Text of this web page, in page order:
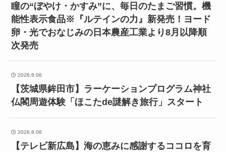
瞳の“ぼやけ・かすみ”に、毎日のたまご習慣。機
能性表示食品※『ルテインの力』新発売！ヨード
卵・光でおなじみの日本農産工業より8月以降順
次発売
2026.8.06
【茨城県鉾田市】ラーケーションプログラム神社
仏閣周遊体験「ほこたde謎解き旅行」スタート
2026.8.06
【テレビ新広島】海の恵みに感謝するココロを育